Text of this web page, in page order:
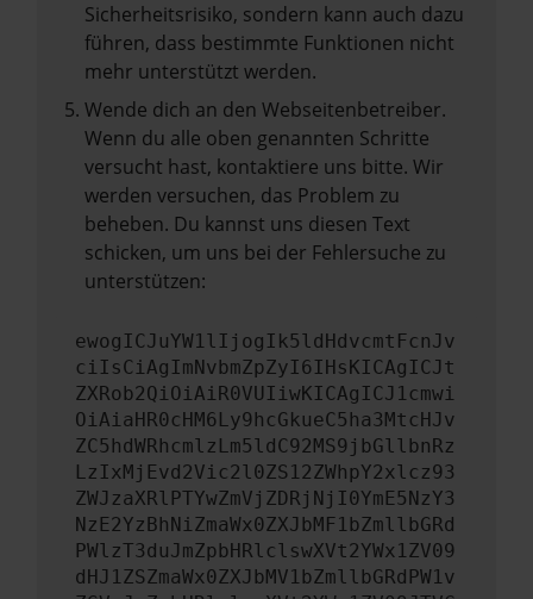
Sicherheitsrisiko, sondern kann auch dazu
führen, dass bestimmte Funktionen nicht
mehr unterstützt werden.
Wende dich an den Webseitenbetreiber.
Wenn du alle oben genannten Schritte
versucht hast, kontaktiere uns bitte. Wir
werden versuchen, das Problem zu
beheben. Du kannst uns diesen Text
schicken, um uns bei der Fehlersuche zu
unterstützen:
ewogICJuYW1lIjogIk5ldHdvcmtFcnJv
ciIsCiAgImNvbmZpZyI6IHsKICAgICJt
ZXRob2QiOiAiR0VUIiwKICAgICJ1cmwi
OiAiaHR0cHM6Ly9hcGkueC5ha3MtcHJv
ZC5hdWRhcmlzLm5ldC92MS9jbGllbnRz
LzIxMjEvd2Vic2l0ZS12ZWhpY2xlcz93
ZWJzaXRlPTYwZmVjZDRjNjI0YmE5NzY3
NzE2YzBhNiZmaWx0ZXJbMF1bZmllbGRd
PWlzT3duJmZpbHRlclswXVt2YWx1ZV09
dHJ1ZSZmaWx0ZXJbMV1bZmllbGRdPW1v